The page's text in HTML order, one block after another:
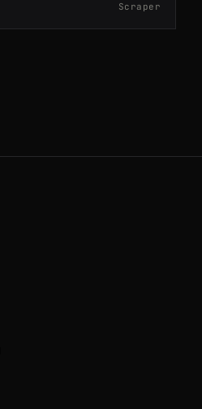
Scraper